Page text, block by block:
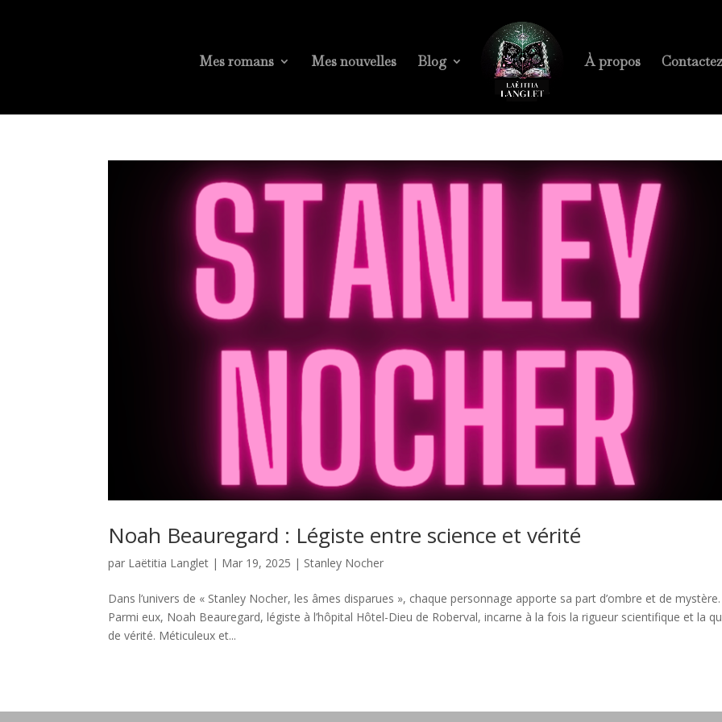
Mes romans Mes nouvelles Blog À propos
Noah Beauregard : Légiste entre science et vérité
par Laëtitia Langlet | Mar 19, 2025 | Stanley Nocher
Dans l’univers de « Stanley Nocher, les âmes disparues », chaque personnage apporte sa part d’ombre et de mystère.
Parmi eux, Noah Beauregard, légiste à l’hôpital Hôtel-Dieu de Roberval, incarne à la fois la rigueur scientifique et la
de vérité. Méticuleux et...